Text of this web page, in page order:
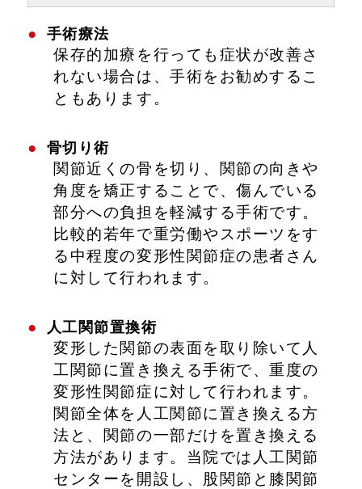
手術療法
保存的加療を行っても症状が改善さ
れない場合は、手術をお勧めするこ
ともあります。
骨切り術
関節近くの骨を切り、関節の向きや
角度を矯正することで、傷んでいる
部分への負担を軽減する手術です。
比較的若年で重労働やスポーツをす
る中程度の変形性関節症の患者さん
に対して行われます。
人工関節置換術
変形した関節の表面を取り除いて人
工関節に置き換える手術で、重度の
変形性関節症に対して行われます。
関節全体を人工関節に置き換える方
法と、関節の一部だけを置き換える
方法があります。当院では人工関節
センターを開設し、股関節と膝関節